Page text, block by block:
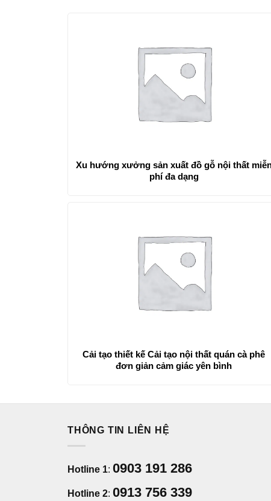
Xu hướng xưởng sản xuất đồ gỗ nội thất
phí đa dạng
Cải tạo thiết kế Cải tạo nội thất quán cà phê
đơn giản cảm giác yên bình
THÔNG TIN LIÊN HỆ
Hotline 1: 0903 191 286
Hotline 2: 0913 756 339